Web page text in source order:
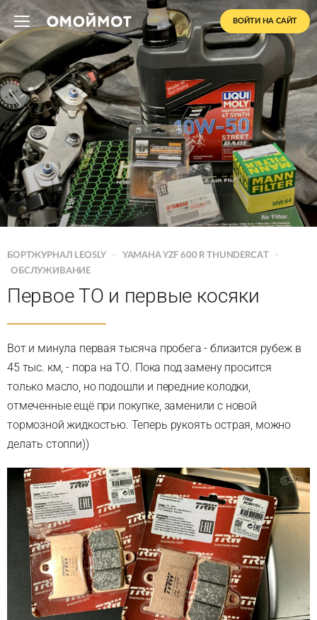
ВОЙТИ НА САЙТ
БОРТЖУРНАЛ LEOSLY > YAMAHA YZF 600 R THUNDERCAT
>
ОБСЛУЖИВАНИЕ
Первое ТО и первые косяки
Вот и минула первая тысяча пробега - близится рубеж в
45 тыс. км, - пора на ТО. Пока под замену просится
только масло, но подошли и передние колодки,
отмеченные ещё при покупке, заменили с новой
тормозной жидкостью. Теперь рукоять острая, можно
делать стоппи))